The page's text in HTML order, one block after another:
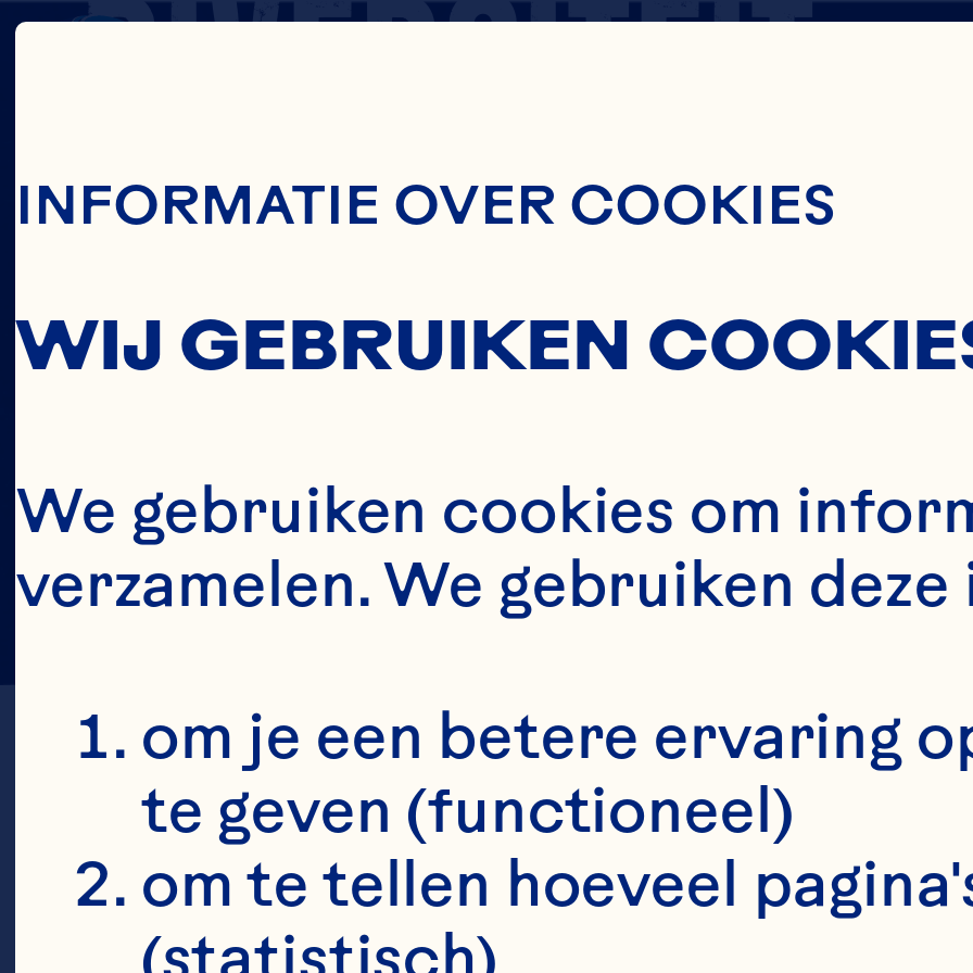
DIVERSITEIT
EN
INCLUSIVITEIT
INFORMATIE OVER COOKIES
WIJ GEBRUIKEN
We gebruiken cookies om
verzamelen. We gebruiken
om je een betere ervaring
te geven (functioneel)
om te tellen hoeveel
(statistisch)